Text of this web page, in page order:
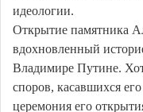
идеологии.
Открытие памятника
вдохновленный
Владимире Путине.
споров, касавшихся
церемония его